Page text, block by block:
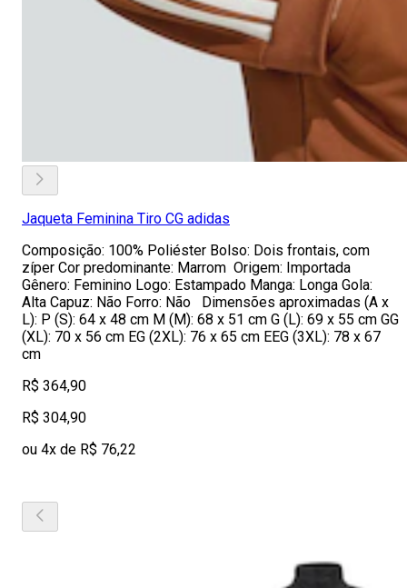
Jaqueta Feminina Tiro CG adidas
Composição: 100% Poliéster Bolso: Dois frontais, com
zíper Cor predominante: Marrom Origem: Importada
Gênero: Feminino Logo: Estampado Manga: Longa Gola:
Alta Capuz: Não Forro: Não Dimensões aproximadas (A x
L): P (S): 64 x 48 cm M (M): 68 x 51 cm G (L): 69 x 55 cm GG
(XL): 70 x 56 cm EG (2XL): 76 x 65 cm EEG (3XL): 78 x 67
cm
R$ 364,90
R$ 304,90
ou 4x de R$ 76,22